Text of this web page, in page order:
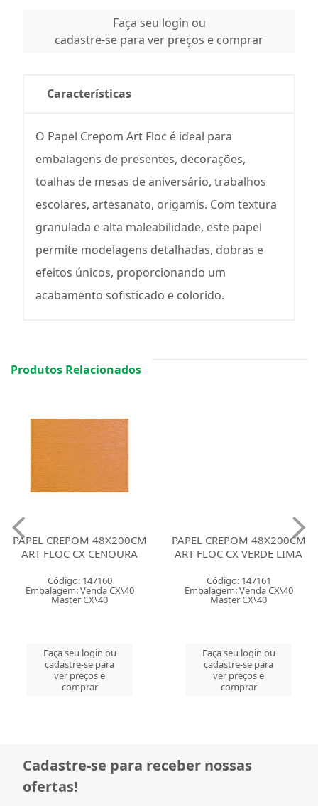
Faça seu login ou
cadastre-se para ver preços e comprar
Características
O Papel Crepom Art Floc é ideal para
embalagens de presentes, decorações,
toalhas de mesas de aniversário, trabalhos
escolares, artesanato, origamis. Com textura
granulada e alta maleabilidade, este papel
permite modelagens detalhadas, dobras e
efeitos únicos, proporcionando um
acabamento sofisticado e colorido.
Produtos Relacionados
PAPEL CREPOM 48X200CM
ART FLOC CX CENOURA
Código: 147160
Embalagem: Venda CX\40
Master CX\40
Faça seu login ou
cadastre-se para
ver preços e
comprar
PAPEL CREPOM 48X200CM
ART FLOC CX VERDE LIMA
Código: 147161
Embalagem: Venda CX\40
Master CX\40
Faça seu login ou
cadastre-se para
ver preços e
comprar
Cadastre-se para receber nossas
ofertas!